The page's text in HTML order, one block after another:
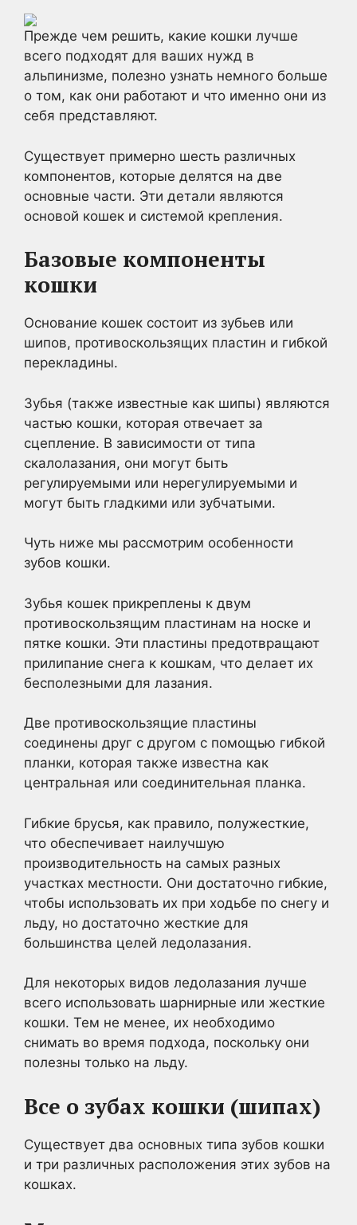
Прежде чем решить, какие кошки лучше
всего подходят для ваших нужд в
альпинизме, полезно узнать немного больше
о том, как они работают и что именно они из
себя представляют.
Существует примерно шесть различных
компонентов, которые делятся на две
основные части. Эти детали являются
основой кошек и системой крепления.
Базовые компоненты
кошки
Основание кошек состоит из зубьев или
шипов, противоскользящих пластин и гибкой
перекладины.
Зубья (также известные как шипы) являются
частью кошки, которая отвечает за
сцепление. В зависимости от типа
скалолазания, они могут быть
регулируемыми или нерегулируемыми и
могут быть гладкими или зубчатыми.
Чуть ниже мы рассмотрим особенности
зубов кошки.
Зубья кошек прикреплены к двум
противоскользящим пластинам на носке и
пятке кошки. Эти пластины предотвращают
прилипание снега к кошкам, что делает их
бесполезными для лазания.
Две противоскользящие пластины
соединены друг с другом с помощью гибкой
планки, которая также известна как
центральная или соединительная планка.
Гибкие брусья, как правило, полужесткие,
что обеспечивает наилучшую
производительность на самых разных
участках местности. Они достаточно гибкие,
чтобы использовать их при ходьбе по снегу и
льду, но достаточно жесткие для
большинства целей ледолазания.
Для некоторых видов ледолазания лучше
всего использовать шарнирные или жесткие
кошки. Тем не менее, их необходимо
снимать во время подхода, поскольку они
полезны только на льду.
Все о зубах кошки (шипах)
Существует два основных типа зубов кошки
и три различных расположения этих зубов на
кошках.